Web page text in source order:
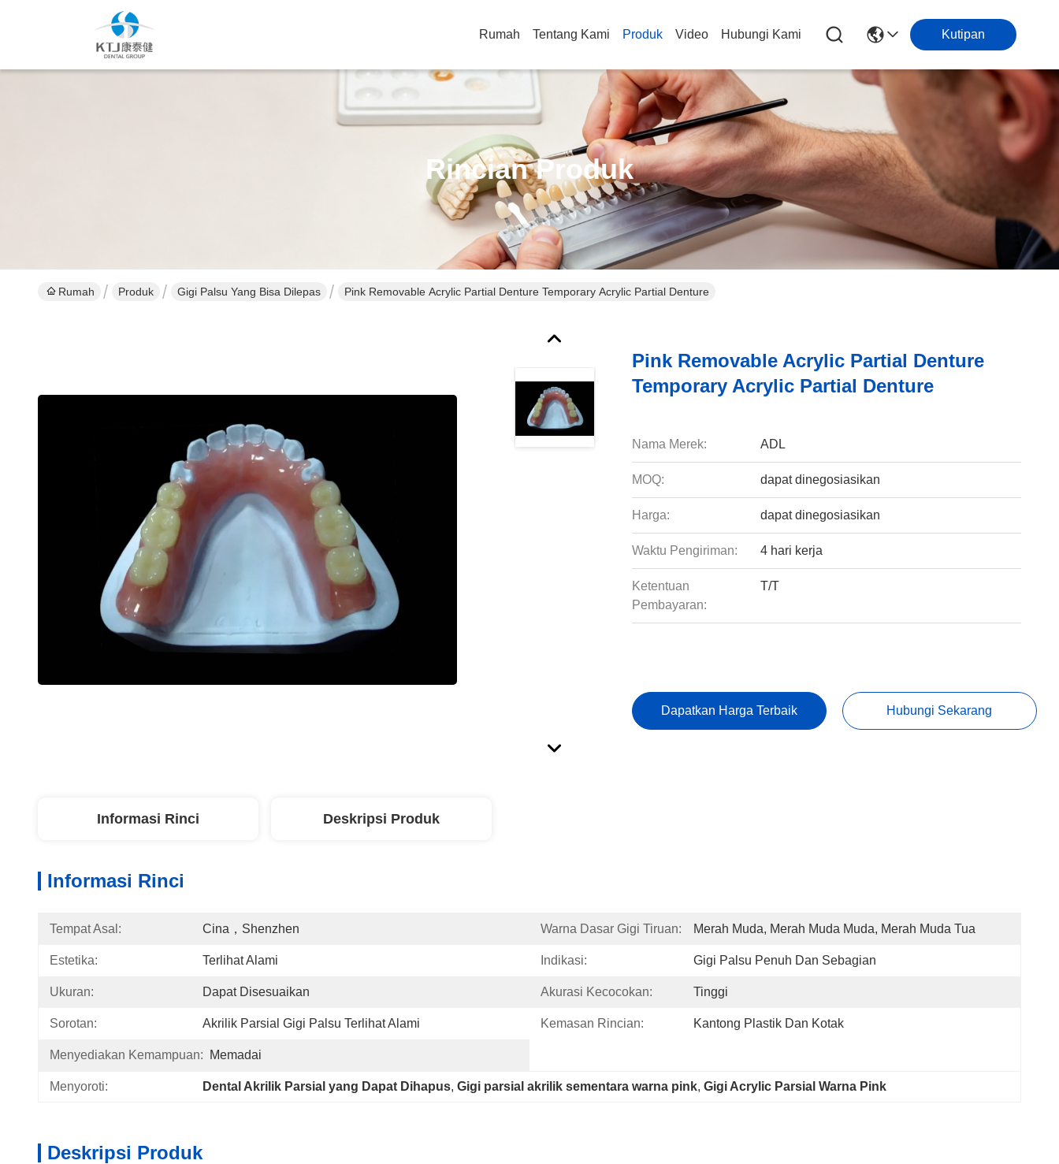
Rumah Tentang Kami Produk Video Hubungi Kami Kutipan
Rincian Produk
Rumah Produk Gigi Palsu Yang Bisa Dilepas Pink Removable Acrylic Partial Denture Temporary Acrylic Partial Denture
Pink Removable Acrylic Partial Denture
Temporary Acrylic Partial Denture
Nama Merek: ADL
MOQ: dapat dinegosiasikan
Harga: dapat dinegosiasikan
Waktu Pengiriman: 4 hari kerja
Ketentuan
Pembayaran:
T/T
Dapatkan Harga Terbaik Hubungi Sekarang
Informasi Rinci Deskripsi Produk
Informasi Rinci
Tempat Asal: Cina，Shenzhen Warna Dasar Gigi Tiruan: Merah Muda, Merah Muda Muda, Merah Muda Tua
Estetika: Terlihat Alami Indikasi: Gigi Palsu Penuh Dan Sebagian
Ukuran: Dapat Disesuaikan Akurasi Kecocokan: Tinggi
Sorotan: Akrilik Parsial Gigi Palsu Terlihat Alami Kemasan Rincian: Kantong Plastik Dan Kotak
Menyediakan Kemampuan: Memadai
Menyoroti: Dental Akrilik Parsial yang Dapat Dihapus, Gigi parsial akrilik sementara warna pink, Gigi Acrylic Parsial Warna Pink
Deskripsi Produk